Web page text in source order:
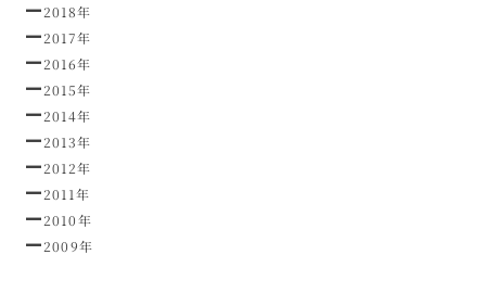
2018年
2017年
2016年
2015年
2014年
2013年
2012年
2011年
2010年
2009年